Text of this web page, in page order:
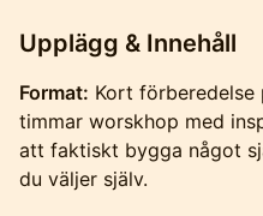
Upplägg & Innehåll
Format: Kort
timmar worskhop med
att faktiskt bygga något
du väljer själv.